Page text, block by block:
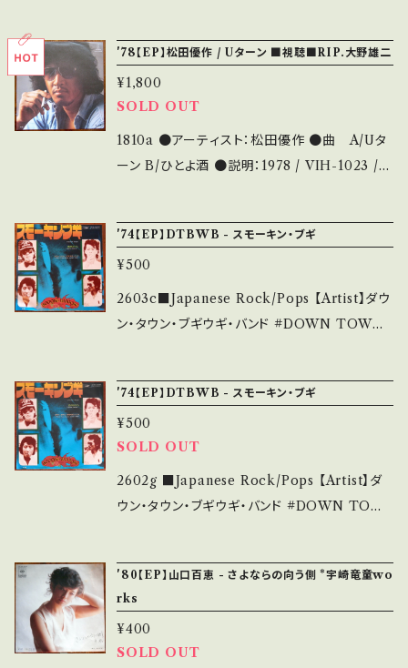
stand that it is second hand. *詳しくは ■
■■状態・説明 / 発送について■■■ をご覧く
ださい。 https://onbankutsu.thebase.in/ite
ご確認ください。 ___
態説明】 S・新品未開封など A・綺麗・キズ等も
無く、痛みも薄い B・多少痛み・キズなど見られ
る C・痛み多・キズ多く痛み多 *その他、+ - で補
足しています。 *中古という事をご理解して頂け
る方のご購入をお願い致します。 Please purc
ついて■■■ をご覧ください。 https://onbank
utsu.thebase.in/items/14252144 お知らせ
スカ 【Release/Label/Note】 1978 / ETP-2
0118 / 東芝EMI *「買い物ブギ」&「Shake Yo
ur Moneymaker」ナイス・カップリング！ ■参
考視聴■ https://youtu.be/_6BjEfxVuDY?s
i=_EfNXvSSGDMlTkhM 【Condition】 Ja
ut the state/状態説明】 S・新品未開封など
A・綺麗・キズ等も無く、痛みも薄い B・多少痛
み・キズなど見られる C・痛み多・キズ多く痛み
多 *その他、+ - で補足しています。 *中古という
d that it is second hand. *詳しくは ■■■
状態・説明 / 発送について■■■ をご覧くださ
い。 https://onbankutsu.thebase.in/items/1
認ください。 ___
'78【EP】松田優作 / Uターン ■視聴■RIP.大野雄二
¥1,800
SOLD OUT
1810a ●アーティスト：松田優作 ●曲 A/Uタ
ーン B/ひとよ酒 ●説明：1978 / VIH-1023 /
は、youtubeで視聴することができます。 ■O
BK054■ https://youtu.be/injpxltacVk ●
状態：ジャケ/盤：B/B+ (国内盤) * 【状態説明の
見方】About 画面にてご確認ください。 その
'74【EP】DTBWB - スモーキン・ブギ
¥500
2603c■Japanese Rock/Pops 【Artist】ダウ
ン・タウン・ブギウギ・バンド #DOWN TOWN
bel/Note】 1974 / ETP-20082 / 東芝EMI *
3rd *作詞：新井武士、作曲：宇崎竜童、元曲「Sh
ake Your Moneymaker」 *DTBWB を代表
する喫煙ソング！スーパッパ♪ ■参考視聴■ ht
tps://youtu.be/Eaw0Hvkj5WA?si=AOLuw
________ 【About the state/状態説明】
S・新品未開封など A・綺麗・キズ等も無く、痛み
も薄い B・多少痛み・キズなど見られる C・痛み
多・キズ多く痛み多 *その他、+ - で補足してい
'74【EP】DTBWB - スモーキン・ブギ
¥500
SOLD OUT
2602g ■Japanese Rock/Pops 【Artist】ダ
ウン・タウン・ブギウギ・バンド #DOWN TOW
Label/Note】 1974 / ETP-20082 / 東芝EM
I *3rd *作詞：新井武士、作曲：宇崎竜童 *DTB
WB を代表する喫煙ソング！ 【Condition】 Jac
ket/Record：B/B (国内盤) ___________
'80【EP】山口百恵 - さよならの向う側 *宇崎竜童wo
rks
¥400
SOLD OUT